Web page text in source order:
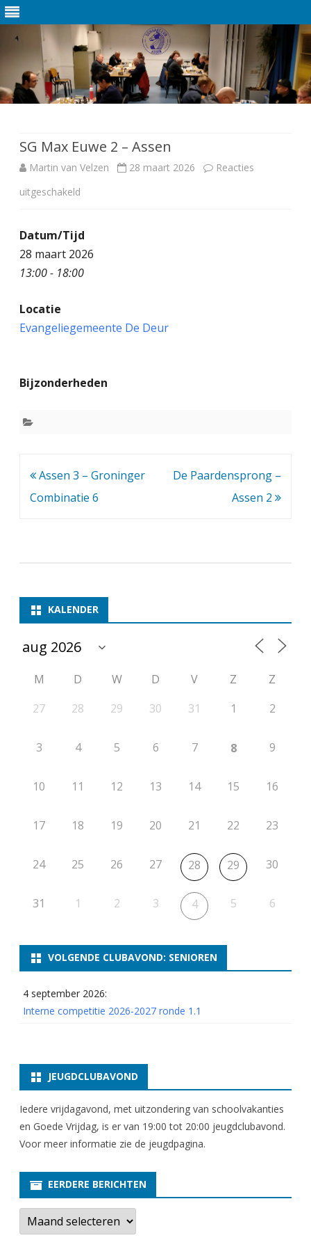
de
inhoud
SG Max Euwe 2 – Assen
Martin van Velzen 28 maart 2026
Reacties
uitgeschakeld
o
x
s
n
Datum/Tijd
28 maart 2026
13:00 - 18:00
Locatie
Evangeliegemeente De Deur
Bijzonderheden
Bericht
navigatie
Assen 3 – Groninger
Combinatie 6
De Paardensprong –
Assen 2
KALENDER
M D W D V Z
Z
27
28 29 30 31 1 2
3 4 5 6 7 8 9
10 11 12 13 14 15 16
17 18 19 20 21 22 23
24 25 26 27 28 29 30
31 1 2 3 4 5 6
VOLGENDE CLUBAVOND: SENIOREN
4 september 2026:
Interne competitie 2026-2027 ronde 1.1
JEUGDCLUBAVOND
Iedere vrijdagavond, met uitzondering van schoolvakanties
en Goede Vrijdag, is er van 19:00 tot 20:00 jeugdclubavond.
Voor meer informatie zie de jeugdpagina.
EERDERE BERICHTEN
E
r